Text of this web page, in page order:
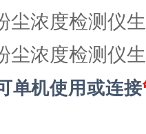
单机使用或连接